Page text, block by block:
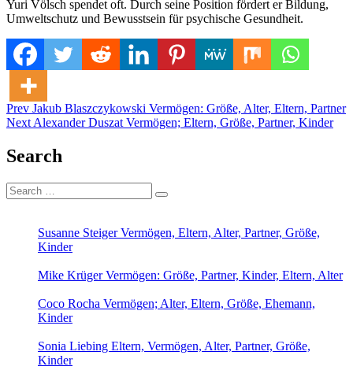
Yuri Völsch spendet oft. Durch seine Position fördert er Bildung,
Umweltschutz und Bewusstsein für psychische Gesundheit.
Posted inEltern
TaggedYuri Völsch Eltern
Post
navigation
Prev Jakub Blaszczykowski Vermögen: Größe, Alter, Eltern, Partner
Next Alexander Duszat Vermögen; Eltern, Größe, Partner, Kinder
Search
Search
for:
Search
Susanne Steiger Vermögen, Eltern, Alter, Partner, Größe,
Kinder
Mike Krüger Vermögen: Größe, Partner, Kinder, Eltern, Alter
Coco Rocha Vermögen; Alter, Eltern, Größe, Ehemann,
Kinder
Sonia Liebing Eltern, Vermögen, Alter, Partner, Größe,
Kinder